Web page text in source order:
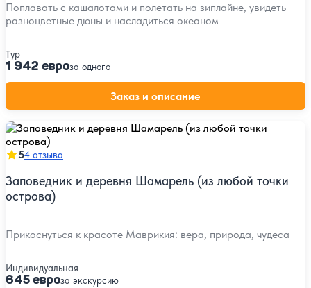
Поплавать с кашалотами и полетать на зиплайне, увидеть
разноцветные дюны и насладиться океаном
Тур
1 942 евроза одного
Заказ и описание
54 отзыва
Заповедник и деревня Шамарель (из любой точки
острова)
Прикоснуться к красоте Маврикия: вера, природа, чудеса
Индивидуальная
645 евроза экскурсию